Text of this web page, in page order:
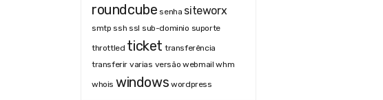
roundcube senha siteworx
smtp ssh ssl sub-dominio suporte
throttled ticket transferência
transferir varias versão webmail whm
whois windows wordpress